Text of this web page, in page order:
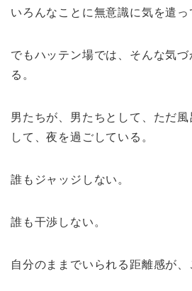
いろんなことに無意識に気を遣っ
でもハッテン場では、そんな気づ
る。
男たちが、男たちとして、ただ
して、夜を過ごしている。
誰もジャッジしない。
誰も干渉しない。
自分のままでいられる距離感が、